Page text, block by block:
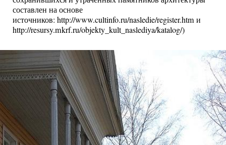
составлен на основе
источников: http://www.cultinfo.ru/nasledie/register.htm и
http://resursy.mkrf.ru/objekty_kult_naslediya/katalog/)